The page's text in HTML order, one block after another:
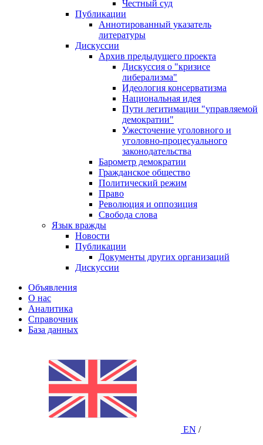
Честный суд
Публикации
Аннотированный указатель
литературы
Дискуссии
Архив предыдущего проекта
Дискуссия о "кризисе
либерализма"
Идеология консерватизма
Национальная идея
Пути легитимации "управляемой
демократии"
Ужесточение уголовного и
уголовно-процесуального
законодательства
Барометр демократии
Гражданское общество
Политический режим
Право
Революция и оппозиция
Свобода слова
Язык вражды
Новости
Публикации
Документы других организаций
Дискуссии
Объявления
О нас
Аналитика
Справочник
База данных
EN /